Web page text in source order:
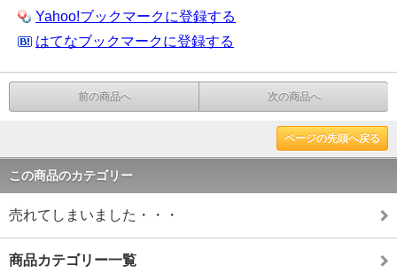
Yahoo!ブックマークに登録する
はてなブックマークに登録する
前の商品へ 次の商品へ
ページの先頭へ戻る
この商品のカテゴリー
売れてしまいました・・・
商品カテゴリー一覧